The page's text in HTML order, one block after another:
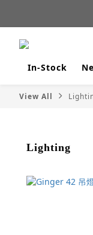
In-Stock
View All
Lighting